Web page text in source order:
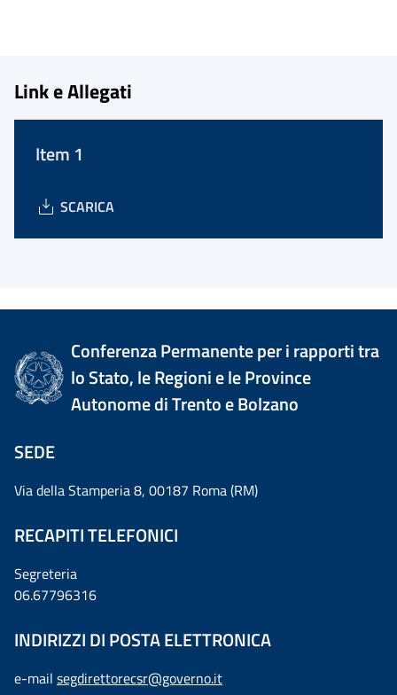
Link e Allegati
Item 1
SCARICA
Conferenza Permanente per i rapporti tra
lo Stato, le Regioni e le Province
Autonome di Trento e Bolzano
SEDE
Via della Stamperia 8, 00187 Roma (RM)
RECAPITI TELEFONICI
Segreteria
06.67796316
INDIRIZZI DI POSTA ELETTRONICA
e-mail segdirettorecsr@governo.it